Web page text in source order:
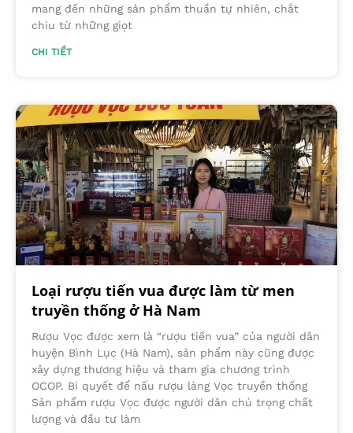
mang đến những sản phẩm thuần tự nhiên, chắt
chiu từ những giọt
CHI TIẾT
Loại rượu tiến vua được làm từ men
truyền thống ở Hà Nam
Rượu Vọc được xem là “rượu tiến vua” của người dân
huyện Bình Lục (Hà Nam), sản phẩm này cũng được
xây dựng thương hiệu và tham gia chương trình
OCOP. Bí quyết để nấu rượu làng Vọc truyền thống
Sản phẩm rượu Vọc được người dân chú trọng chất
lượng và đầu tư làm